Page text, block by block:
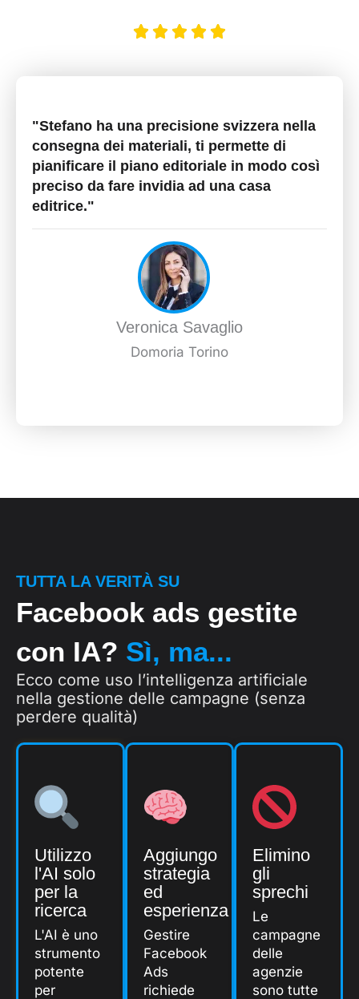
"Stefano ha una precisione svizzera nella
consegna dei materiali, ti permette di
pianificare il piano editoriale in modo così
preciso da fare invidia ad una casa
editrice."
Veronica Savaglio
Domoria Torino
TUTTA LA VERITÀ SU
Facebook ads gestite
con IA? Sì, ma...
Ecco come uso l’intelligenza artificiale
nella gestione delle campagne (senza
perdere qualità)
Utilizzo
l'AI solo
per la
ricerca
L'AI è uno
strumento
potente
per
Aggiungo
strategia
ed
esperienza
Gestire
Facebook
Ads
richiede
Elimino
gli
sprechi
Le
campagne
delle
agenzie
sono tutte